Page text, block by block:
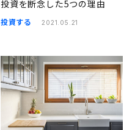
投資を断念した5つの理由
投資する 2021.05.21